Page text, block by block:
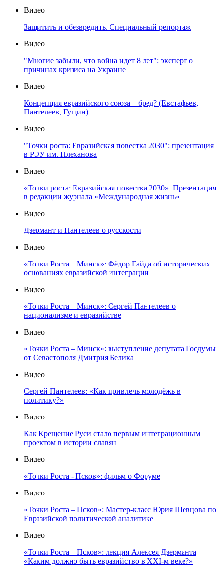
Видео
Защитить и обезвредить. Специальный репортаж
Видео
"Многие забыли, что война идет 8 лет": эксперт о
причинах кризиса на Украине
Видео
Концепция евразийского союза – бред? (Евстафьев,
Пантелеев, Гущин)
Видео
"Точки роста: Евразийская повестка 2030": презентация
в РЭУ им. Плеханова
Видео
«Точки роста: Евразийская повестка 2030». Презентация
в редакции журнала «Международная жизнь»
Видео
Дзермант и Пантелеев о русскости
Видео
«Точки Роста – Минск»: Фёдор Гайда об исторических
основаниях евразийской интеграции
Видео
«Точки Роста – Минск»: Сергей Пантелеев о
национализме и евразийстве
Видео
«Точки Роста – Минск»: выступление депутата Госдумы
от Севастополя Дмитрия Белика
Видео
Сергей Пантелеев: «Как привлечь молодёжь в
политику?»
Видео
Как Крещение Руси стало первым интеграционным
проектом в истории славян
Видео
«Точки Роста - Псков»: фильм о Форуме
Видео
«Точки Роста – Псков»: Мастер-класс Юрия Шевцова по
Евразийской политической аналитике
Видео
«Точки Роста – Псков»: лекция Алексея Дзерманта
«Каким должно быть евразийство в XXI-м веке?»